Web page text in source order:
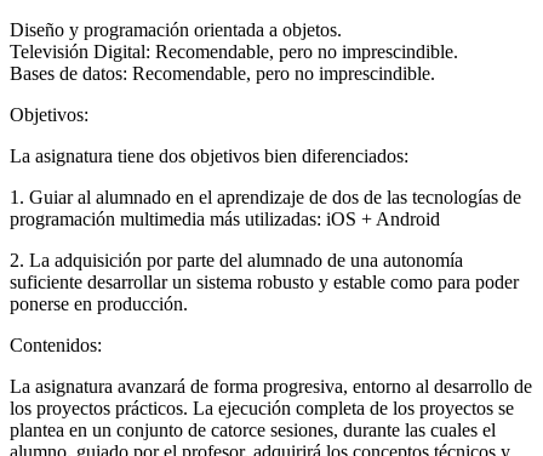
Diseño y programación orientada a objetos.
Televisión Digital: Recomendable, pero no imprescindible.
Bases de datos: Recomendable, pero no imprescindible.
Objetivos:
La asignatura tiene dos objetivos bien diferenciados:
1. Guiar al alumnado en el aprendizaje de dos de las tecnologías de
programación multimedia más utilizadas: iOS + Android
2. La adquisición por parte del alumnado de una autonomía
suficiente desarrollar un sistema robusto y estable como para poder
ponerse en producción.
Contenidos:
La asignatura avanzará de forma progresiva, entorno al desarrollo de
los proyectos prácticos. La ejecución completa de los proyectos se
plantea en un conjunto de catorce sesiones, durante las cuales el
alumno, guiado por el profesor, adquirirá los conceptos técnicos y